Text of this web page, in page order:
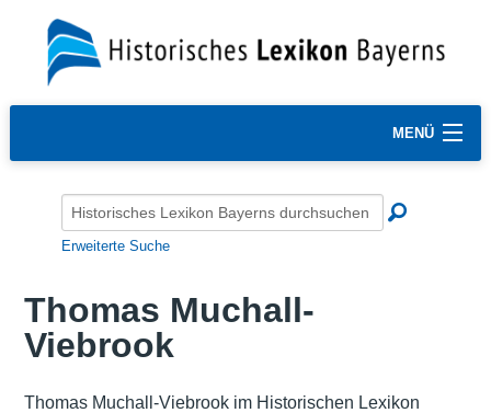
MENÜ
Erweiterte Suche
Thomas Muchall-
Viebrook
Thomas Muchall-Viebrook im Historischen Lexikon